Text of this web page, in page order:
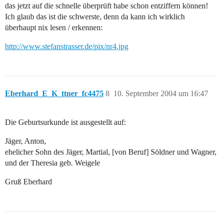
das jetzt auf die schnelle überprüft habe schon entziffern können!
Ich glaub das ist die schwerste, denn da kann ich wirklich
überhaupt nix lesen / erkennen:
http://www.stefanstrasser.de/pix/nr4.jpg
Eberhard_E_K_ttner_fc4475 10. September 2004 um 16:47
8
Die Geburtsurkunde ist ausgestellt auf:
Jäger, Anton,
ehelicher Sohn des Jäger, Martial, [von Beruf] Söldner und Wagner,
und der Theresia geb. Weigele
Gruß Eberhard